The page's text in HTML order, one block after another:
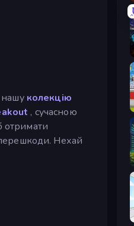
нашу колекцію
, сучасною
отримати
Нехай